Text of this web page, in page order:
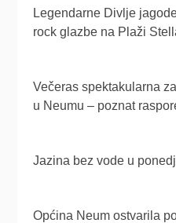
Legendarne Divlje
rock glazbe na Plaži
Večeras spektakularna
u Neumu – poznat
Jazina bez vode u
Općina Neum ostvarila